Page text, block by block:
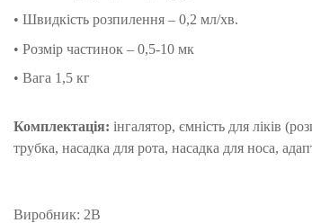
• Швидкість розпилення – 0,2 мл/хв.
• Розмір частинок – 0,5-10 мк
• Вага 1,5 кг
Комплектація: інгалятор, ємність для ліків
трубка, насадка для рота, насадка для носа,
Виробник: 2В